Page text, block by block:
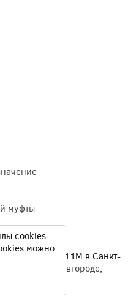
муфты
Э1ТМ ETM Э11М в Санкт-
Нижнем Новгороде,
cookies.
можно